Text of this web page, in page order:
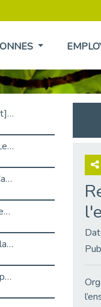
[Retour sur événement] L'inclusion au cœur de la Place de l'Emploi à La Défense !
Travailler autrement : Le défi de l'intégration des maladies chroniques en entreprise
Primark recrute avec Cap Emploi 92, une matinée couronnée de succès !
Job Dating de Colombes – Emploi et Insertion
Aborder l'entretien et la situation de handicap en toute confiance
Retour sur l’atelier « Optimiser sa recherche d’emploi »